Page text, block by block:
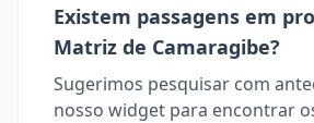
Existem passagens em
Matriz de Camaragibe?
Sugerimos pesquisar com
nosso widget para encontrar